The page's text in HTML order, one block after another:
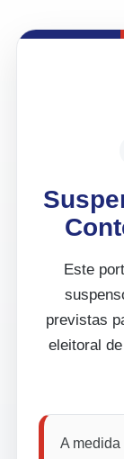
Este
previstas
eleitoral
A medida